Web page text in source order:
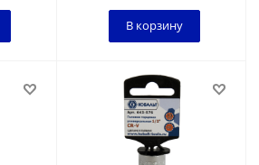
В корзину